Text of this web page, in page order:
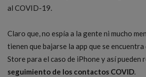
al COVID-19.
Claro que, no espía a la gente ni mucho
tienen que bajarse la app que se
Store para el caso de iPhone y así pueden
seguimiento de los contactos COVID